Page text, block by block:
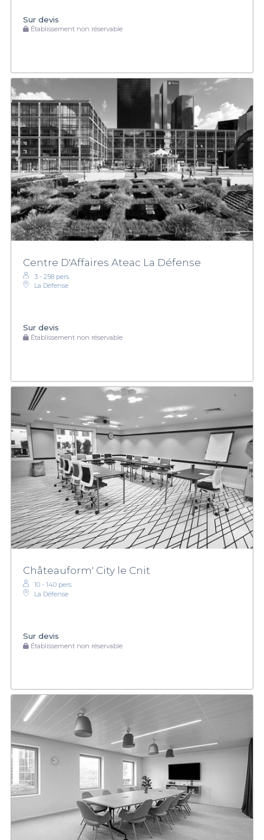
Sur devis
Établissement non réservable
Centre D'Affaires Ateac La Défense
3 - 258 pers.
La Défense
Sur devis
Établissement non réservable
Châteauform' City le Cnit
10 - 140 pers.
La Défense
Sur devis
Établissement non réservable